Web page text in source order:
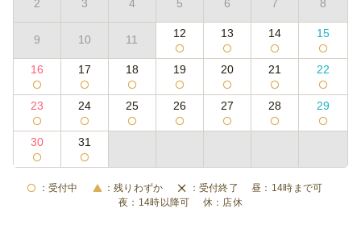
2 3 4 5 6 7 8
9 10 11 12 13 14 15
16 17 18 19 20 21 22
23 24 25 26 27 28 29
30 31
受付中 残りわずか 受付終了
14時まで可
14時以降可
店休